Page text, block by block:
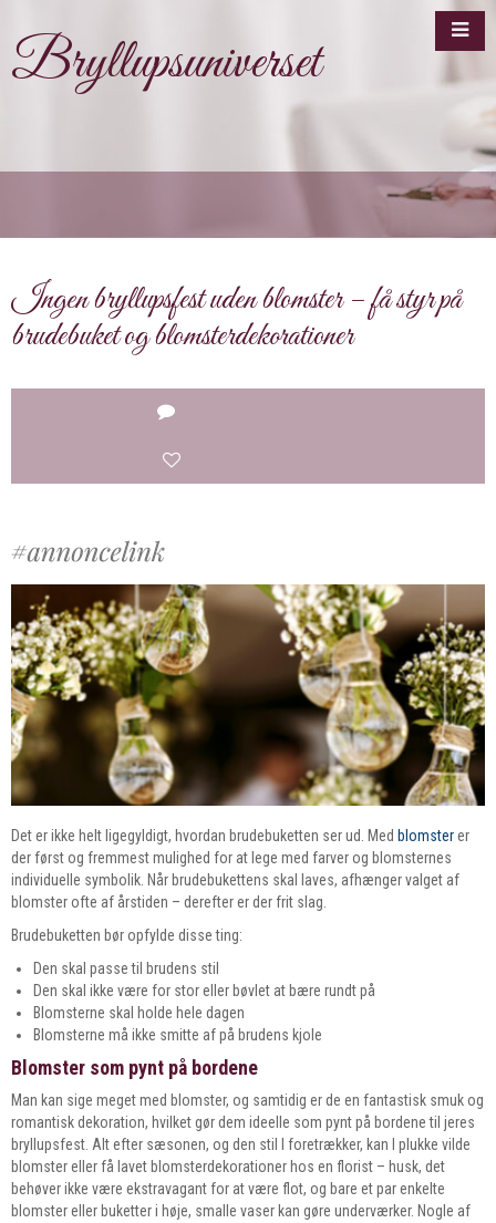
Bryllupsuniverset
Ingen bryllupsfest uden blomster – få styr på
brudebuket og blomsterdekorationer
Det er ikke helt ligegyldigt, hvordan brudebuketten ser ud. Med blomsterer
der først og fremmest mulighed for at lege med farver og blomsternes
individuelle symbolik. Når brudebukettens skal laves, afhænger valget af
blomster ofte af årstiden – derefter er der frit slag.
Brudebuketten bør opfylde disse ting:
Den skal passe til brudens stil
Den skal ikke være for stor eller bøvlet at bære rundt på
Blomsterne skal holde hele dagen
Blomsterne må ikke smitte af på brudens kjole
Blomster som pynt på bordene
Man kan sige meget med blomster, og samtidig er de en fantastisk smuk og
romantisk dekoration, hvilket gør dem ideelle som pynt på bordene til jeres
bryllupsfest. Alt efter sæsonen, og den stil I foretrækker, kan I plukke vilde
blomster eller få lavet blomsterdekorationer hos en florist – husk, det
behøver ikke være ekstravagant for at være flot, og bare et par enkelte
blomster eller buketter i høje, smalle vaser kan gøre underværker. Nogle af